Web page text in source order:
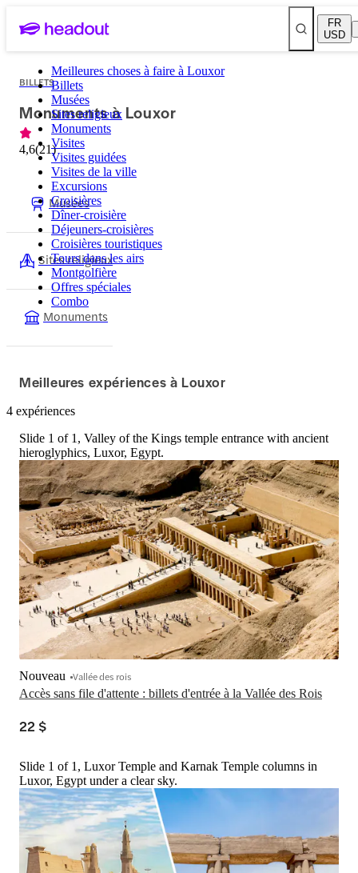
FR
USD
Meilleures choses à faire à Louxor
Billets
Musées
Sites religieux
Monuments
Visites
Visites guidées
Visites de la ville
Excursions
Croisières
Dîner-croisière
Déjeuners-croisières
Croisières touristiques
Tours dans les airs
Montgolfière
Offres spéciales
Combo
BILLETS
Monuments à Louxor
4,6(21)
Musées
Sites religieux
Monuments
Meilleures expériences à Louxor
4 expériences
Slide 1 of 1, Valley of the Kings temple entrance with ancient
hieroglyphics, Luxor, Egypt.
Accès sans file d'attente : billets d'entrée à la Vallée des Rois
Nouveau Vallée des rois
22 $
Slide 1 of 1, Luxor Temple and Karnak Temple columns in
Luxor, Egypt under a clear sky.